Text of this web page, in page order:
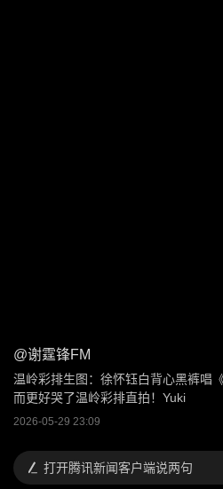
@谢霆锋FM
温岭彩排生图：徐怀钰白背心黑裤唱
而更好哭了温岭彩排直拍！Yuki
2026-05-29 23:09
打开腾讯新闻客户端说两句